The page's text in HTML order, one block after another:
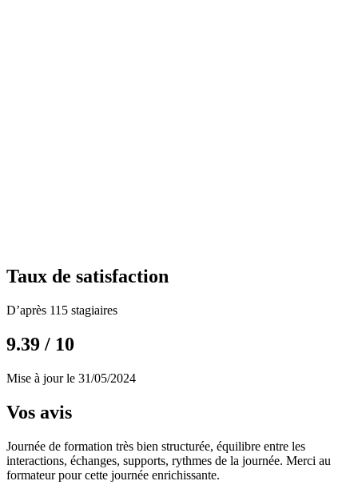
Taux de satisfaction
D’après 115 stagiaires
9.39 / 10
Mise à jour le 31/05/2024
Vos avis
Journée de formation très bien structurée, équilibre entre les
interactions, échanges, supports, rythmes de la journée. Merci au
formateur pour cette journée enrichissante.